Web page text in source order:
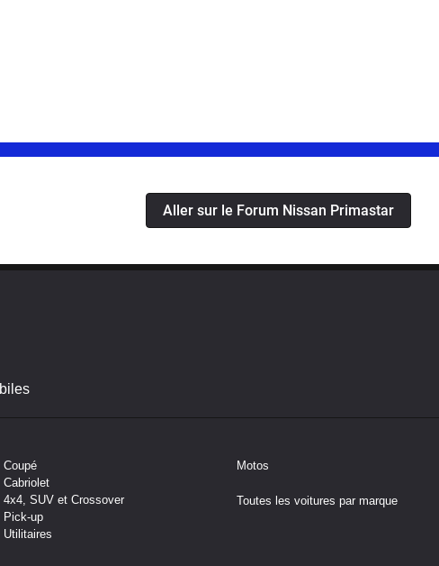
Aller sur le Forum Nissan Primastar
Coupé
Cabriolet
4x4, SUV et Crossover
Pick-up
Utilitaires
Motos
Toutes les voitures par marque